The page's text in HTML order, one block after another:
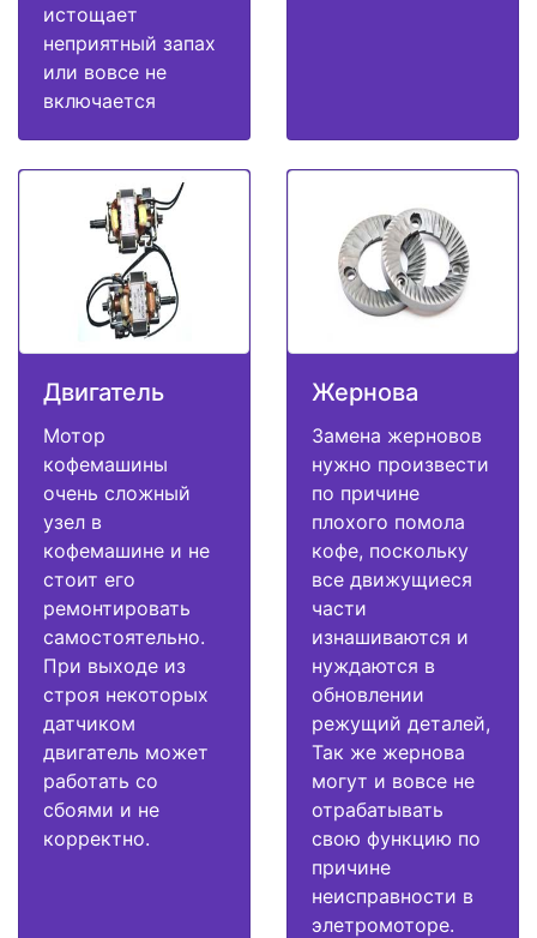
истощает
неприятный запах
или вовсе не
включается
Двигатель
Мотор
кофемашины
очень сложный
узел в
кофемашине и не
стоит его
ремонтировать
самостоятельно.
При выходе из
строя некоторых
датчиком
двигатель может
работать со
сбоями и не
корректно.
Жернова
Замена жерновов
нужно произвести
по причине
плохого помола
кофе, поскольку
все движущиеся
части
изнашиваются и
нуждаются в
обновлении
режущий деталей,
Так же жернова
могут и вовсе не
отрабатывать
свою функцию по
причине
неисправности в
элетромоторе.